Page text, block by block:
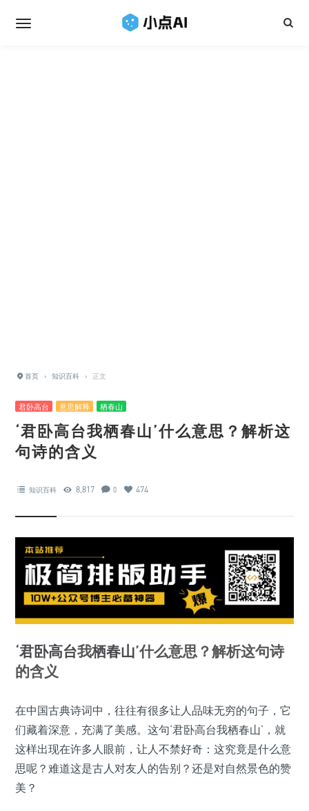
首页 › 知识百科 › 正文
君卧高台 意思解释 栖春山
‘君卧高台我栖春山’什么意思？解析这
句诗的含义
知识百科 8,817 0 474
‘君卧高台我栖春山’什么意思？解析这句诗
的含义
在中国古典诗词中，往往有很多让人品味无穷的句子，它
们藏着深意，充满了美感。这句‘君卧高台我栖春山’，就
这样出现在许多人眼前，让人不禁好奇：这究竟是什么意
思呢？难道这是古人对友人的告别？还是对自然景色的赞
美？